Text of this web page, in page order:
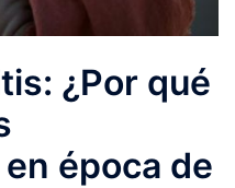
¿Por qué
época de